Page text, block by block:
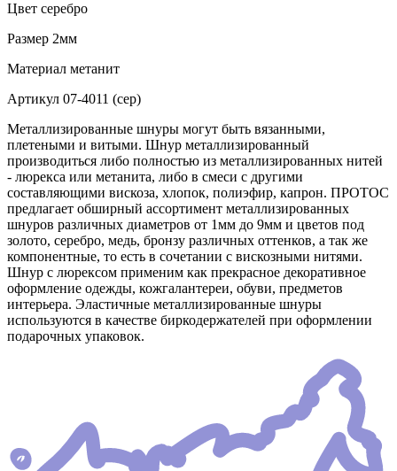
Цвет серебро
Размер 2мм
Материал метанит
Артикул 07-4011 (сер)
Металлизированные шнуры могут быть вязанными,
плетеными и витыми. Шнур металлизированный
производиться либо полностью из металлизированных нитей
- люрекса или метанита, либо в смеси с другими
составляющими вискоза, хлопок, полиэфир, капрон. ПРОТОС
предлагает обширный ассортимент металлизированных
шнуров различных диаметров от 1мм до 9мм и цветов под
золото, серебро, медь, бронзу различных оттенков, а так же
компонентные, то есть в сочетании с вискозными нитями.
Шнур с люрексом применим как прекрасное декоративное
оформление одежды, кожгалантереи, обуви, предметов
интерьера. Эластичные металлизированные шнуры
используются в качестве биркодержателей при оформлении
подарочных упаковок.